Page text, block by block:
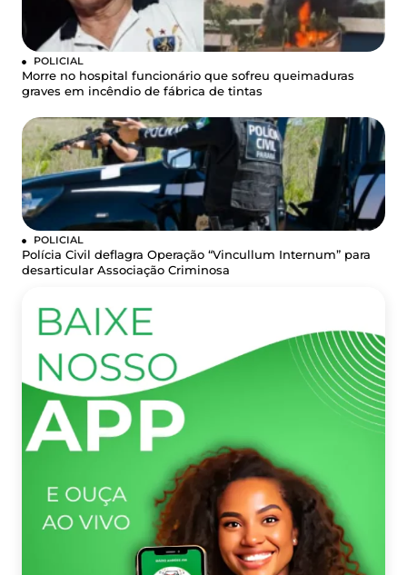
POLICIAL
Morre no hospital funcionário que sofreu queimaduras
graves em incêndio de fábrica de tintas
POLICIAL
Polícia Civil deflagra Operação “Vincullum Internum” para
desarticular Associação Criminosa